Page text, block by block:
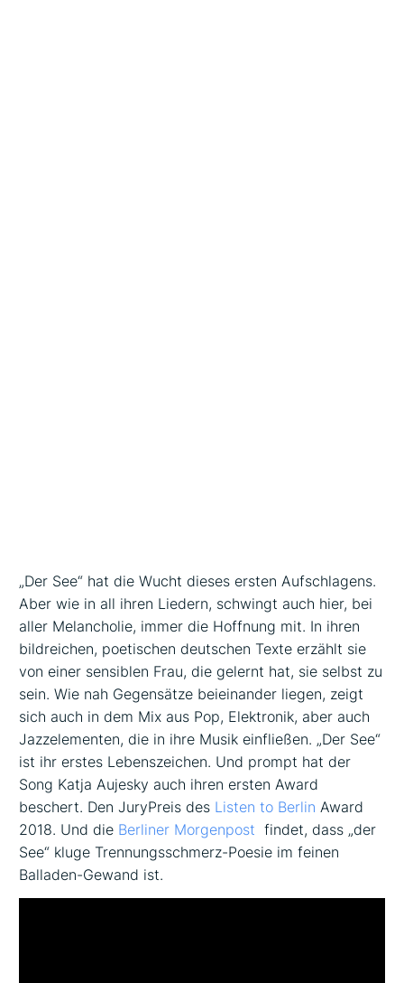
„Der See“ hat die Wucht dieses ersten Aufschlagens.
Aber wie in all ihren Liedern, schwingt auch hier, bei
aller Melancholie, immer die Hoffnung mit. In ihren
bildreichen, poetischen deutschen Texte erzählt sie
von einer sensiblen Frau, die gelernt hat, sie selbst zu
sein. Wie nah Gegensätze beieinander liegen, zeigt
sich auch in dem Mix aus Pop, Elektronik, aber auch
Jazzelementen, die in ihre Musik einfließen. „Der See“
ist ihr erstes Lebenszeichen. Und prompt hat der
Song Katja Aujesky auch ihren ersten Award
beschert. Den JuryPreis des Listen to Berlin Award
2018. Und die Berliner Morgenpostfindet, dass „der
See“ kluge Trennungsschmerz-Poesie im feinen
Balladen-Gewand ist.